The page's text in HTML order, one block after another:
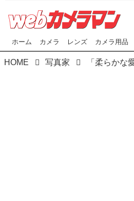
ホーム カメラ レンズ カメラ用品
HOME 写真家